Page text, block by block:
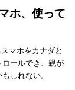
ホ、使って
マホをカナダと
ールでき、親が
しれない。